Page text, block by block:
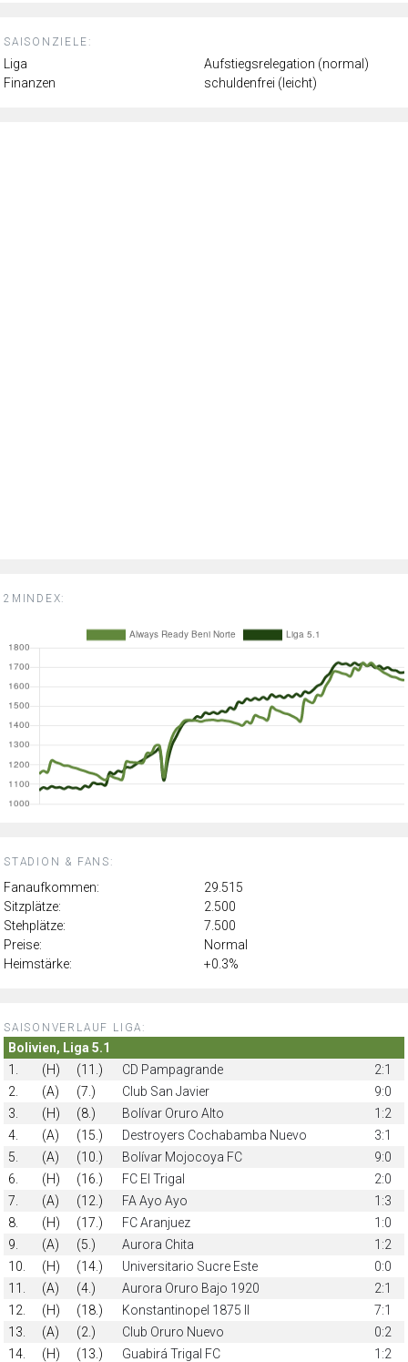
SAISONZIELE:
Liga
Aufstiegsrelegation (normal)
Finanzen
schuldenfrei (leicht)
2MINDEX:
STADION & FANS:
Fanaufkommen:
29.515
Sitzplätze:
2.500
Stehplätze:
7.500
Preise:
Normal
Heimstärke:
+0.3%
SAISONVERLAUF LIGA:
Bolivien, Liga 5.1
1.
(H) (11.) CD Pampagrande
2:1
2.
(A) (7.) Club San Javier
9:0
3.
(H) (8.) Bolívar Oruro Alto
1:2
4.
(A) (15.) Destroyers Cochabamba Nuevo
3:1
5.
(A) (10.) Bolívar Mojocoya FC
9:0
6.
(H) (16.) FC El Trigal
2:0
7.
(A) (12.) FA Ayo Ayo
1:3
8.
(H) (17.) FC Aranjuez
1:0
9.
(A) (5.) Aurora Chita
1:2
10.
(H) (14.) Universitario Sucre Este
0:0
11.
(A) (4.) Aurora Oruro Bajo 1920
2:1
12.
(H) (18.) Konstantinopel 1875 II
7:1
13.
(A) (2.) Club Oruro Nuevo
0:2
14.
(H) (13.) Guabirá Trigal FC
1:2